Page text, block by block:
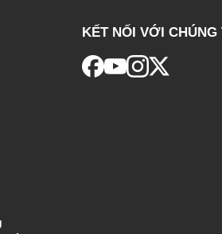
KẾT NỐI VỚI CHÚNG